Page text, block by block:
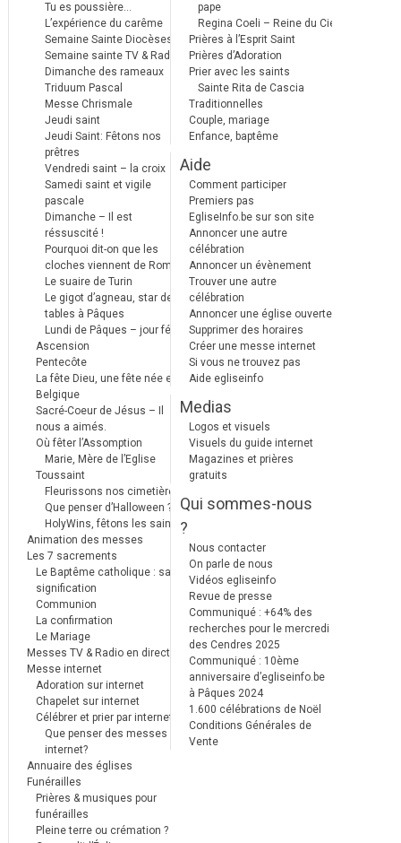
Tu es poussière…
L’expérience du carême
Semaine Sainte Diocèses
Semaine sainte TV & Radio
Dimanche des rameaux
Triduum Pascal
Messe Chrismale
Jeudi saint
Jeudi Saint: Fêtons nos
prêtres
Vendredi saint – la croix
Samedi saint et vigile
pascale
Dimanche – Il est
réssuscité !
Pourquoi dit-on que les
cloches viennent de Rome ?
Le suaire de Turin
Le gigot d’agneau, star des
tables à Pâques
Lundi de Pâques – jour férié
Ascension
Pentecôte
La fête Dieu, une fête née en
Belgique
Sacré-Coeur de Jésus – Il
nous a aimés.
Où fêter l’Assomption
Marie, Mère de l’Eglise
Toussaint
Fleurissons nos cimetières
Que penser d’Halloween ?
HolyWins, fêtons les saints !
Animation des messes
Les 7 sacrements
Le Baptême catholique : sa
signification
Communion
La confirmation
Le Mariage
Messes TV & Radio en direct
Messe internet
Adoration sur internet
Chapelet sur internet
Célébrer et prier par internet
Que penser des messes
internet?
Annuaire des églises
Funérailles
Prières & musiques pour
funérailles
Pleine terre ou crémation ?
pape
Regina Coeli – Reine du Ciel
Prières à l’Esprit Saint
Prières d’Adoration
Prier avec les saints
Sainte Rita de Cascia
Traditionnelles
Couple, mariage
Enfance, baptême
Aide
Comment participer
Premiers pas
EgliseInfo.be sur son site
Annoncer une autre
célébration
Annoncer un évènement
Trouver une autre
célébration
Annoncer une église ouverte
Supprimer des horaires
Créer une messe internet
Si vous ne trouvez pas
Aide egliseinfo
Medias
Logos et visuels
Visuels du guide internet
Magazines et prières
gratuits
Qui sommes-nous
?
Nous contacter
On parle de nous
Vidéos egliseinfo
Revue de presse
Communiqué : +64% des
recherches pour le mercredi
des Cendres 2025
Communiqué : 10ème
anniversaire d’egliseinfo.be
à Pâques 2024
1.600 célébrations de Noël
Conditions Générales de
Vente